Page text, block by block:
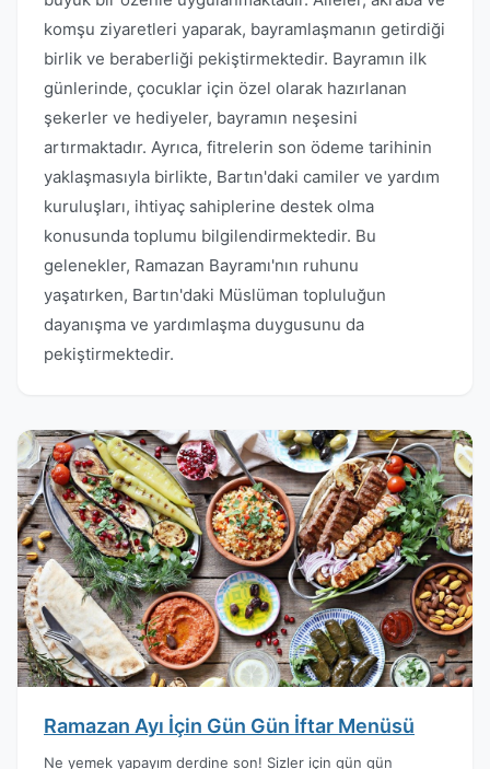
komşu ziyaretleri yaparak, bayramlaşmanın getirdiği
birlik ve beraberliği pekiştirmektedir. Bayramın ilk
günlerinde, çocuklar için özel olarak hazırlanan
şekerler ve hediyeler, bayramın neşesini
artırmaktadır. Ayrıca, fitrelerin son ödeme tarihinin
yaklaşmasıyla birlikte, Bartın'daki camiler ve yardım
kuruluşları, ihtiyaç sahiplerine destek olma
konusunda toplumu bilgilendirmektedir. Bu
gelenekler, Ramazan Bayramı'nın ruhunu
yaşatırken, Bartın'daki Müslüman topluluğun
dayanışma ve yardımlaşma duygusunu da
pekiştirmektedir.
Ramazan Ayı İçin Gün Gün İftar Menüsü
Ne yemek yapayım derdine son! Sizler için gün gün